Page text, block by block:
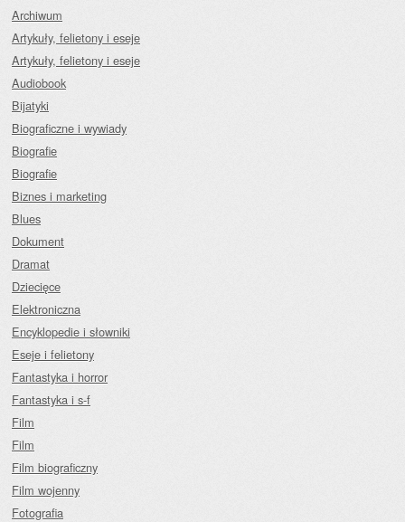
Archiwum
Artykuły, felietony i eseje
Artykuły, felietony i eseje
Audiobook
Bijatyki
Biograficzne i wywiady
Biografie
Biografie
Biznes i marketing
Blues
Dokument
Dramat
Dziecięce
Elektroniczna
Encyklopedie i słowniki
Eseje i felietony
Fantastyka i horror
Fantastyka i s-f
Film
Film
Film biograficzny
Film wojenny
Fotografia